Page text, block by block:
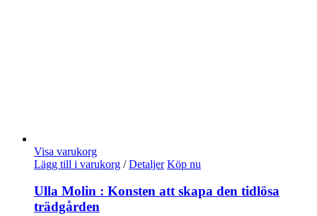
Visa varukorg
Lägg till i varukorg / Detaljer Köp nu
Ulla Molin : Konsten att skapa den tidlösa
trädgården